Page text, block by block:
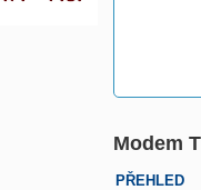
Modem
PŘEHLED